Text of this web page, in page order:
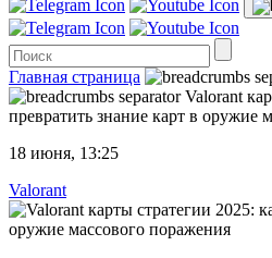
Главная страница
Valorant
превратить знание карт в оружие
18 июня, 13:25
Valorant